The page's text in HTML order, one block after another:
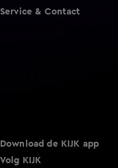
Service & Contact
Download de KIJK app
Volg KIJK